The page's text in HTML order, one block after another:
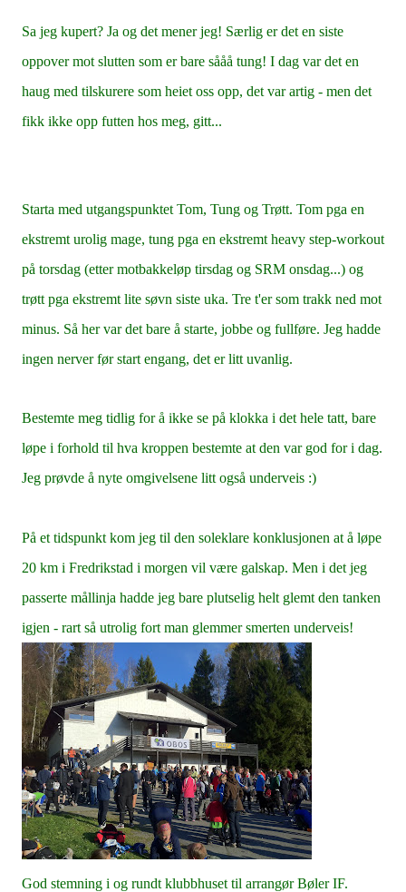
Sa jeg kupert? Ja og det mener jeg! Særlig er det en siste
oppover mot slutten som er bare sååå tung! I dag var det en
haug med tilskurere som heiet oss opp, det var artig - men det
fikk ikke opp futten hos meg, gitt...
Starta med utgangspunktet Tom, Tung og Trøtt. Tom pga en
ekstremt urolig mage, tung pga en ekstremt heavy step-workout
på torsdag (etter motbakkeløp tirsdag og SRM onsdag...) og
trøtt pga ekstremt lite søvn siste uka. Tre t'er som trakk ned mot
minus. Så her var det bare å starte, jobbe og fullføre. Jeg hadde
ingen nerver før start engang, det er litt uvanlig.
Bestemte meg tidlig for å ikke se på klokka i det hele tatt, bare
løpe i forhold til hva kroppen bestemte at den var god for i dag.
Jeg prøvde å nyte omgivelsene litt også underveis :)
På et tidspunkt kom jeg til den soleklare konklusjonen at å løpe
20 km i Fredrikstad i morgen vil være galskap. Men i det jeg
passerte mållinja hadde jeg bare plutselig helt glemt den tanken
igjen - rart så utrolig fort man glemmer smerten underveis!
God stemning i og rundt klubbhuset til arrangør Bøler IF.